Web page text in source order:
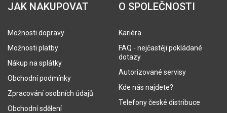
JAK NAKUPOVAT
Možnosti dopravy
Možnosti platby
Nákup na splátky
Obchodní podmínky
Zpracování osobních údajů
Obchodní sdělení
O SPOLEČNOSTI
Kariéra
FAQ - nejčastěji pokládané
dotazy
Autorizované servisy
Kde nás najdete?
Telefony české distribuce